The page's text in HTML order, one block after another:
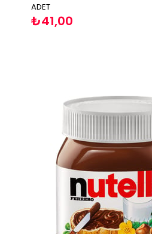
ADET
₺41,00